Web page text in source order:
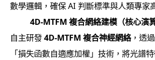
數學邏輯，確保 AI 判斷標準與人類專家
4D-MTFM 複合網絡建模（核心演算
自主研發4D-MTFM 複合神經網絡，透
「損失函數自適應加權」技術，將光譜